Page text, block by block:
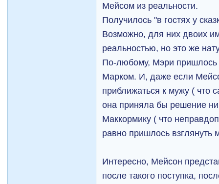
Мейсом из реальности.
Получилось "в гостях у
Возможно, для них двоих
реальностью, но это же
По-любому, Мэри пришлось
Марком. И, даже если
приближаться к мужу ( что
она приняла бы решение
Маккормику ( что
равно пришлось взглянуть
Интересно, Мейсон
после такого поступка,